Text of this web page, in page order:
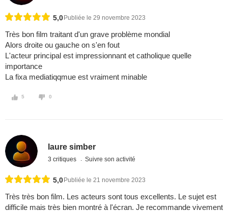
5,0 Publiée le 29 novembre 2023
Très bon film traitant d'un grave problème mondial
Alors droite ou gauche on s'en fout
L'acteur principal est impressionnant et catholique quelle
importance
La fixa mediatiqqmue est vraiment minable
5 0
laure simber
3 critiques Suivre son activité
5,0 Publiée le 21 novembre 2023
Très très bon film. Les acteurs sont tous excellents. Le sujet est
difficile mais très bien montré à l'écran. Je recommande vivement